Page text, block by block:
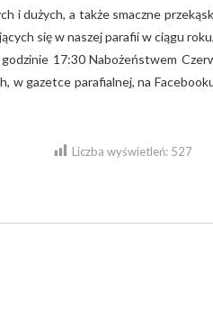
i dużych, a także smaczne
się w naszej parafii w ciągu
17:30 Nabożeństwem
w gazetce parafialnej, na
Liczba wyświetleń: 527